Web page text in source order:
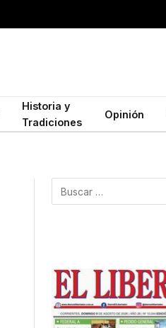
Historia y
Tradiciones
Opinión